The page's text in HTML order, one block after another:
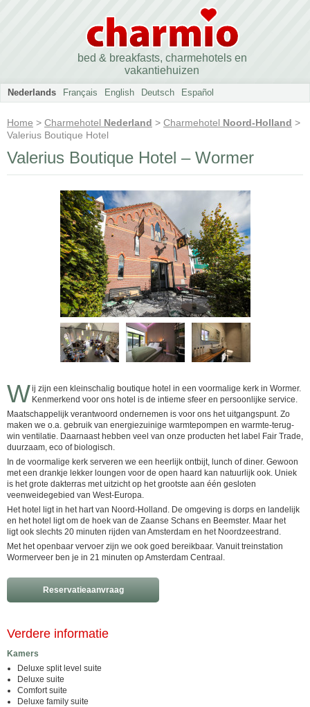
bed & breakfasts, charmehotels en
vakantiehuizen
Nederlands Français English Deutsch Español
Home > Charmehotel Nederland > Charmehotel Noord-Holland >
Valerius Boutique Hotel
Valerius Boutique Hotel – Wormer
Wij zijn een kleinschalig boutique hotel in een voormalige kerk in Wormer.
Kenmerkend voor ons hotel is de intieme sfeer en persoonlijke service.
Maatschappelijk verantwoord ondernemen is voor ons het uitgangspunt. Zo
maken we o.a. gebruik van energiezuinige warmtepompen en warmte-terug-
win ventilatie. Daarnaast hebben veel van onze producten het label Fair Trade,
duurzaam, eco of biologisch.
​In de voormalige kerk serveren we een heerlijk ontbijt, lunch of diner. Gewoon
met een drankje lekker loungen voor de open haard kan natuurlijk ook. Uniek
is het grote dakterras met uitzicht op het grootste aan één gesloten
veenweidegebied van West-Europa.
Het hotel ligt in het hart van Noord-Holland. De omgeving is dorps en landelijk
en het hotel ligt om de hoek van de Zaanse Schans en Beemster. Maar het
ligt ook slechts 20 minuten rijden van Amsterdam en het Noordzeestrand. ​
Met het openbaar vervoer zijn we ook goed bereikbaar. Vanuit treinstation
Wormerveer ben je in 21 minuten op Amsterdam Centraal.
Reservatieaanvraag
Verdere informatie
Kamers
Deluxe split level suite
Deluxe suite
Comfort suite
Deluxe family suite